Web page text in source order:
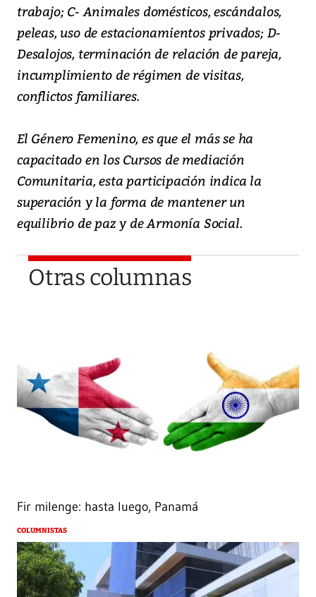
trabajo; C- Animales domésticos, escándalos,
peleas, uso de estacionamientos privados; D-
Desalojos, terminación de relación de pareja,
incumplimiento de régimen de visitas,
conflictos familiares.
El Género Femenino, es que el más se ha
capacitado en los Cursos de mediación
Comunitaria, esta participación indica la
superación y la forma de mantener un
equilibrio de paz y de Armonía Social.
Otras columnas
Fir milenge: hasta luego, Panamá
COLUMNISTAS